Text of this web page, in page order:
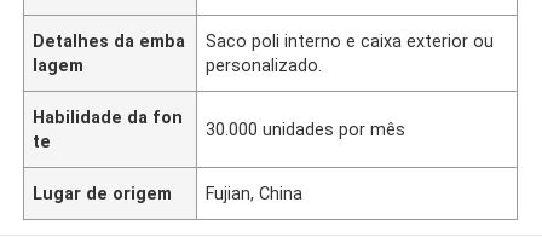
Detalhes da emba
lagem
Saco poli interno e caixa exterior ou
personalizado.
Habilidade da fon
te
30.000 unidades por mês
Lugar de origem Fujian, China